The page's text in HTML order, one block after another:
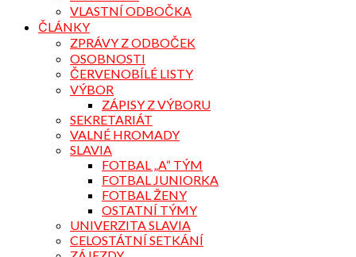
VLASTNÍ ODBOČKA
ČLÁNKY
ZPRÁVY Z ODBOČEK
OSOBNOSTI
ČERVENOBÍLÉ LISTY
VÝBOR
ZÁPISY Z VÝBORU
SEKRETARIÁT
VALNÉ HROMADY
SLAVIA
FOTBAL „A“ TÝM
FOTBAL JUNIORKA
FOTBAL ŽENY
OSTATNÍ TÝMY
UNIVERZITA SLAVIA
CELOSTÁTNÍ SETKÁNÍ